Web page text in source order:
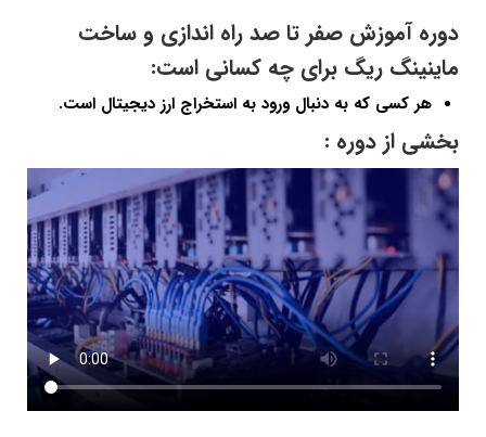
دوره آموزش صفر تا صد راه اندازی و ساخت
ماینینگ ریگ برای چه کسانی است:
هر کسی که به دنبال ورود به استخراج ارز دیجیتال است.
بخشی از دوره :